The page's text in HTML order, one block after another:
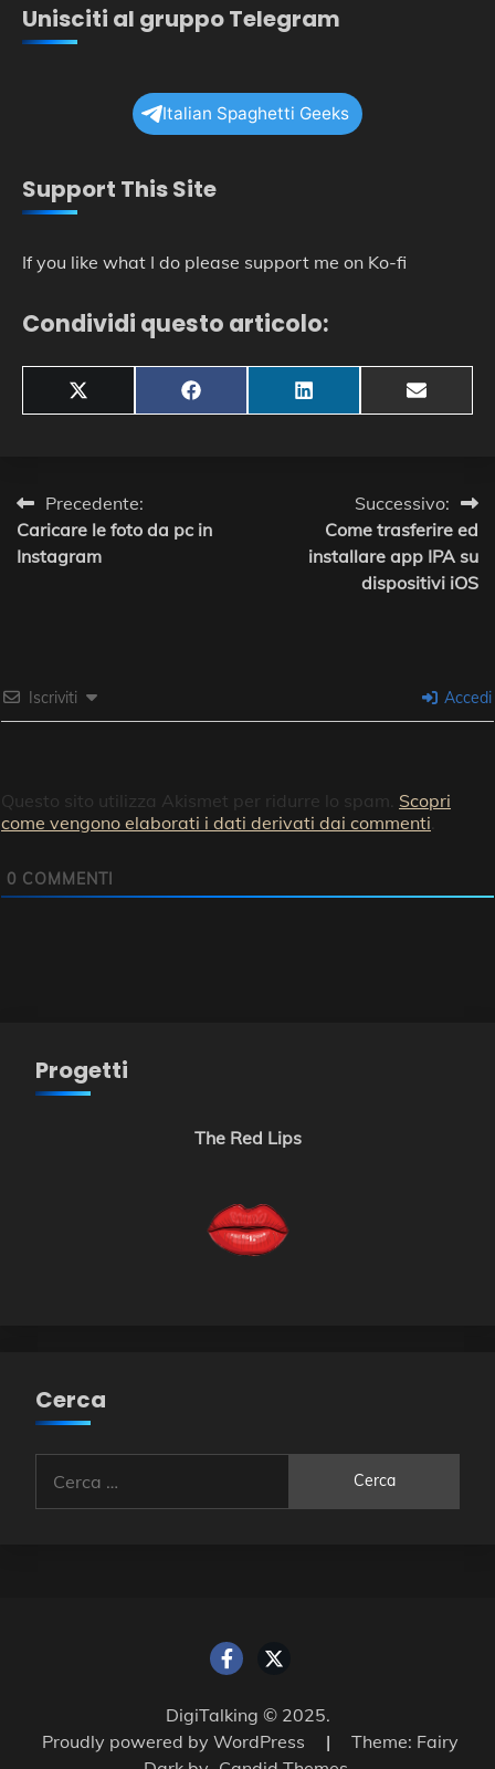
Unisciti al gruppo Telegram
Italian Spaghetti Geeks
Support This Site
If you like what I do please support me on Ko-fi
Condividi questo articolo:
Share
on
X
(Twitter)
Share
on
Facebook
Share
on
LinkedIn
Share
on
Email
Navigazione
articoli
Precedente:
Caricare le foto da pc in
Instagram
Successivo:
Come trasferire ed
installare app IPA su
dispositivi iOS
Iscriviti Accedi
Questo sito utilizza Akismet per ridurre lo spam. Scopri
come vengono elaborati i dati derivati dai commenti
0 COMMENTI
Progetti
The Red Lips
Cerca
per:
DigiTalking © 2025.
Proudly powered by WordPress
|
Theme: Fairy